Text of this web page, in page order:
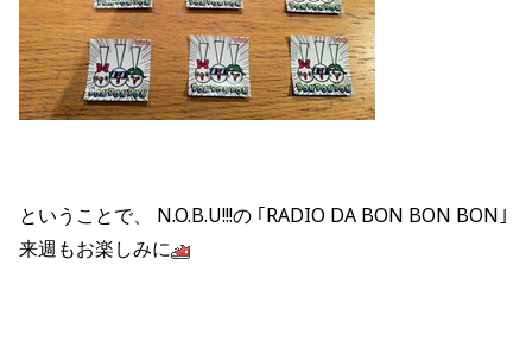
ということで、 N.O.B.U!!!の ｢RADIO DA BON BON BON｣
来週もお楽しみに